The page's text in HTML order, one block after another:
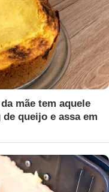
mãe tem aquele
queijo e assa em